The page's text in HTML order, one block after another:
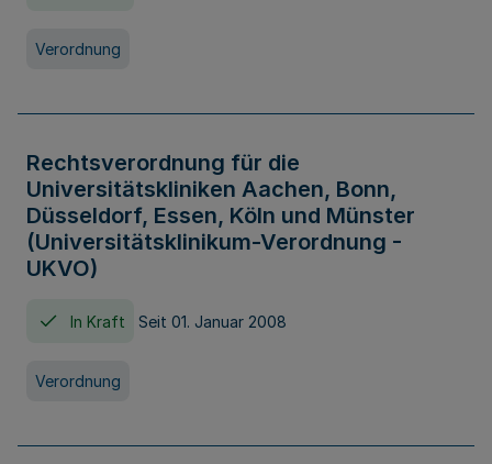
Verordnung
Rechtsverordnung für die
Universitätskliniken Aachen, Bonn,
Düsseldorf, Essen, Köln und Münster
(Universitätsklinikum-Verordnung -
UKVO)
In Kraft Seit 01. Januar 2008
Verordnung